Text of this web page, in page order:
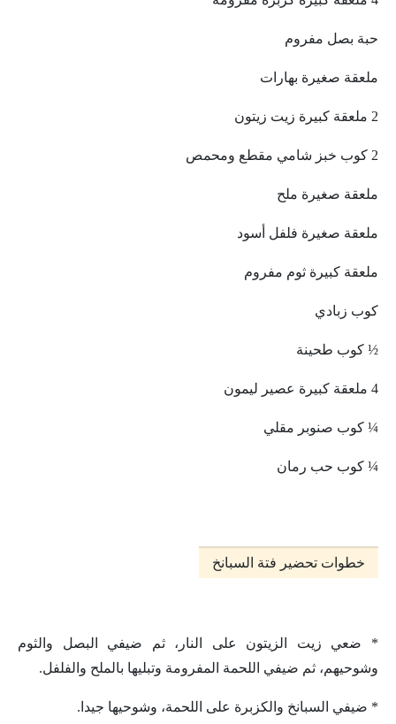
حبة بصل مفروم
ملعقة صغيرة بهارات
2 ملعقة كبيرة زيت زيتون
2 كوب خبز شامي مقطع ومحمص
ملعقة صغيرة ملح
ملعقة صغيرة فلفل أسود
ملعقة كبيرة ثوم مفروم
كوب زبادي
½ كوب طحينة
4 ملعقة كبيرة عصير ليمون
¼ كوب صنوبر مقلي
¼ كوب حب رمان
خطوات تحضير فتة السبانخ
* ضعي زيت الزيتون على النار، ثم ضيفي البصل والثوم
وشوحيهم، ثم ضيفي اللحمة المفرومة وتبليها بالملح والفلفل.
* ضيفي السبانخ والكزبرة على اللحمة، وشوحيها جيدا.